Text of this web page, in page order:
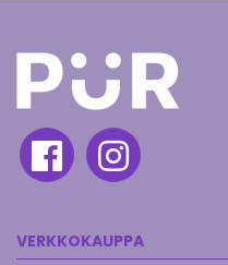
VERKKOKAUPPA